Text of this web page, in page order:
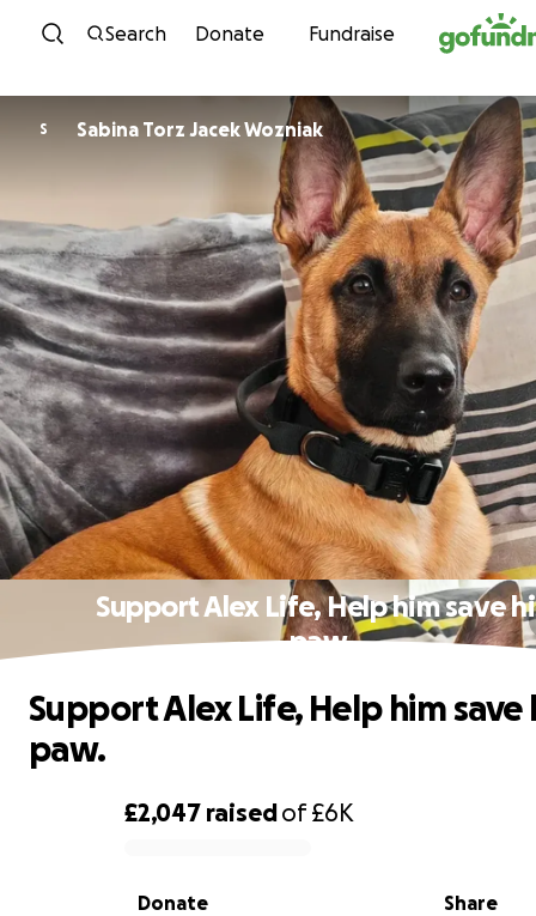
Skip to content
Search Donate Fundraise
S Sabina Torz Jacek Wozniak
Support Alex Life, Help him save
paw.
0% complete
£2,047 raisedof£6K
Share
Donate
Support Alex Life, Help him save
paw.